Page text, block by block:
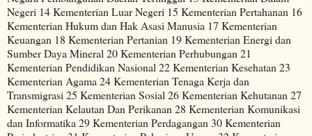
Negeri 14 Kementerian Luar Negeri 15 Kementerian Pertahanan 16
Kementerian Hukum dan Hak Asasi Manusia 17 Kementerian
Keuangan 18 Kementerian Pertanian 19 Kementerian Energi dan
Sumber Daya Mineral 20 Kementerian Perhubungan 21
Kementerian Pendidikan Nasional 22 Kementerian Kesehatan 23
Kementerian Agama 24 Kementerian Tenaga Kerja dan
Transmigrasi 25 Kementerian Sosial 26 Kementerian Kehutanan 27
Kementerian Kelautan Dan Perikanan 28 Kementerian Komunikasi
dan Informatika 29 Kementerian Perdagangan 30 Kementerian